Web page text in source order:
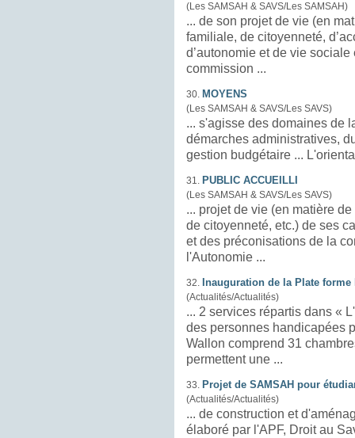
(Les SAMSAH & SAVS/Les SAMSAH)
... de son projet de vie (en
familiale, de citoyenneté,
d’autonomie et de vie
commission ...
30. MOYENS
(Les SAMSAH & SAVS/Les SAVS)
... s'agisse des domaines de
démarches administratives,
gestion
31. PUBLIC ACCUEILLI
(Les SAMSAH & SAVS/Les SAVS)
... projet de vie (en matière de
de citoyenneté, etc.) de ses
et des préconisations de la
l'Autonomie ...
32. Inauguration de la Plate
(Actualités/Actualités)
... 2 services répartis dans «
Wallon comprend 31
permettent une ...
33. Projet de SAMSAH pour
(Actualités/Actualités)
... de construction et
élaboré par l'APF, Droit au